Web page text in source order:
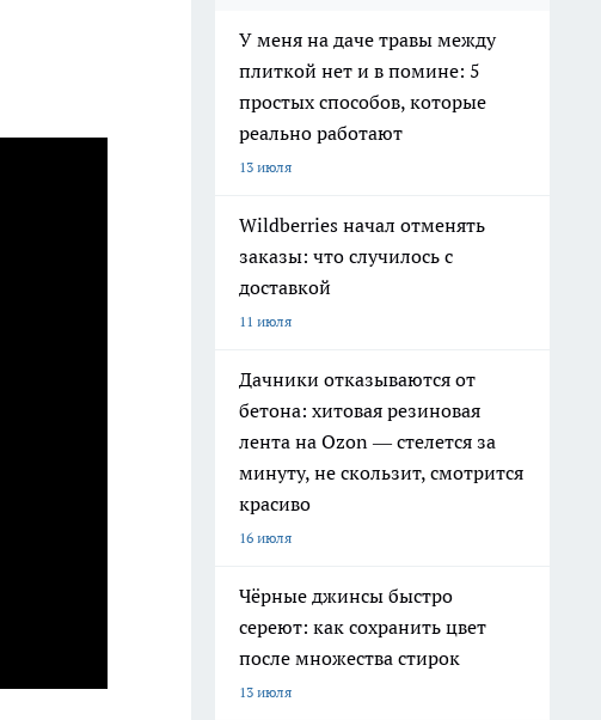
У меня на даче травы между
плиткой нет и в помине: 5
простых способов, которые
реально работают
13 июля
Wildberries начал отменять
заказы: что случилось с
доставкой
11 июля
Дачники отказываются от
бетона: хитовая резиновая
лента на Ozon — стелется за
минуту, не скользит, смотрится
красиво
16 июля
Чёрные джинсы быстро
сереют: как сохранить цвет
после множества стирок
13 июля